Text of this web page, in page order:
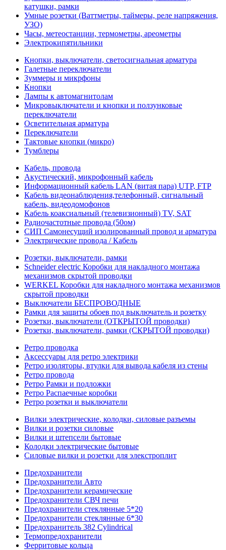
катушки, рамки
Умные розетки (Ваттметры, таймеры, реле напряжения,
УЗО)
Часы, метеостанции, термометры, ареометры
Электрокипятильники
Кнопки, выключатели, светосигнальная арматура
Галетные переключатели
Зуммеры и микрфоны
Кнопки
Лампы к автомагнитолам
Микровыключатели и кнопки и ползунковые
переключатели
Осветительная арматура
Переключатели
Тактовые кнопки (микро)
Тумблеры
Кабель, провода
Акустический, микрофонный кабель
Информационный кабель LAN (витая пара) UTP, FTP
Кабель видеонаблюдения,телефонный, сигнальный
кабель, видеодомофонов
Кабель коаксиальный (телевизионный) TV, SAT
Радиочастотные провода (50ом)
СИП Самонесущий изолированный провод и арматура
Электрические провода / Кабель
Розетки, выключатели, рамки
Schneider electric Коробки для накладного монтажа
механизмов скрытой проводки
WERKEL Коробки для накладного монтажа механизмов
скрытой проводки
Выключатели БЕСПРОВОДНЫЕ
Рамки для защиты обоев под выключатель и розетку
Розетки, выключатели (ОТКРЫТОЙ проводки)
Розетки, выключатели, рамки (СКРЫТОЙ проводки)
Ретро проводка
Аксессуары для ретро электрики
Ретро изоляторы, втулки для вывода кабеля из стены
Ретро провода
Ретро Рамки и подложки
Ретро Распаечные коробки
Ретро розетки и выключатели
Вилки электрические, колодки, силовые разъемы
Вилки и розетки силовые
Вилки и штепсели бытовые
Колодки электрические бытовые
Силовые вилки и розетки для элекстроплит
Предохранители
Предохранители Авто
Предохранители керамические
Предохранители СВЧ печи
Предохранители стеклянные 5*20
Предохранители стеклянные 6*30
Предохранитель 382 Cylindrical
Термопредохранители
Ферритовые кольца